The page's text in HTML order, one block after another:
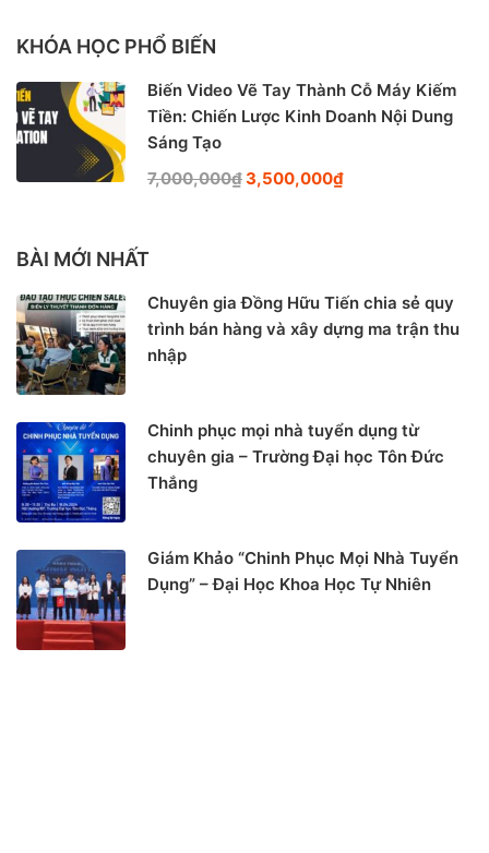
KHÓA HỌC PHỔ BIẾN
Biến Video Vẽ Tay Thành Cỗ Máy Kiếm
Tiền: Chiến Lược Kinh Doanh Nội Dung
Sáng Tạo
7,000,000₫3,500,000₫
BÀI MỚI NHẤT
Chuyên gia Đồng Hữu Tiến chia sẻ quy
trình bán hàng và xây dựng ma trận thu
nhập
Chinh phục mọi nhà tuyển dụng từ
chuyên gia – Trường Đại học Tôn Đức
Thắng
Giám Khảo “Chinh Phục Mọi Nhà Tuyển
Dụng” – Đại Học Khoa Học Tự Nhiên